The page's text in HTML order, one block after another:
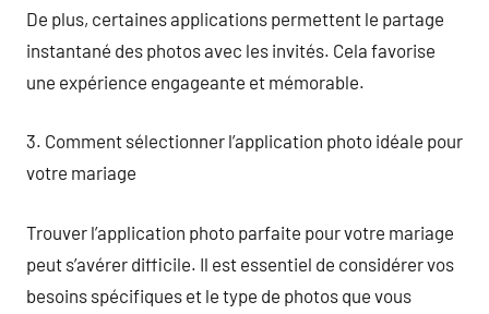
De plus, certaines applications permettent le partage
instantané des photos avec les invités. Cela favorise
une expérience engageante et mémorable.
3. Comment sélectionner l’application photo idéale pour
votre mariage
Trouver l’application photo parfaite pour votre mariage
peut s’avérer difficile. Il est essentiel de considérer vos
besoins spécifiques et le type de photos que vous